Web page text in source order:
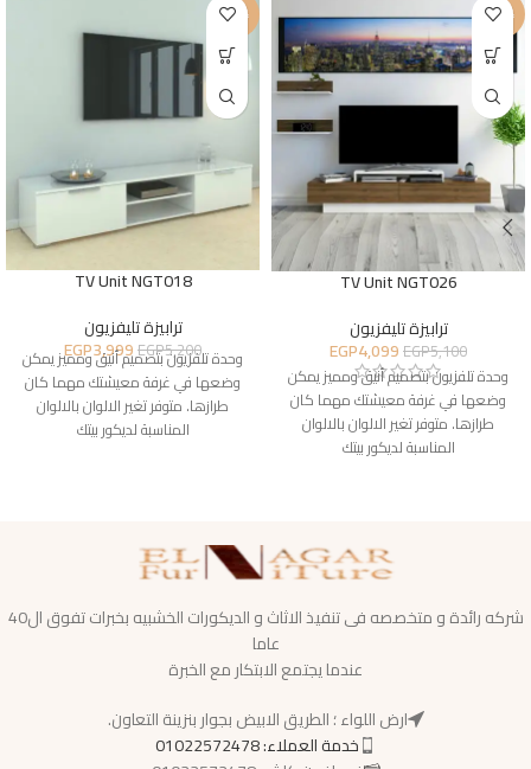
-20%
TV Unit NGT026
ترابيزة تليفزيون
EGP5,100
EGP4,099
وحدة تلفزيون بتصميم أنيق ومميز يمكن
وضعها في غرفة معيشتك مهما كان
طرازها. متوفر تغير الالوان بالالوان
المناسبة لديكور بيتك
-23%
TV Unit NGT018
ترابيزة تليفزيون
EGP5,200
EGP3,999
وحدة تلفزيون بتصميم أنيق ومميز يمكن
وضعها في غرفة معيشتك مهما كان
طرازها. متوفر تغير الالوان بالالوان
المناسبة لديكور بيتك
شركه رائدة و متخصصه فى تنفيذ الاثاث و الديكورات الخشبيه بخبرات تفوق ال40
عاما
عندما يجتمع الابتكار مع الخبرة
ارض اللواء ؛ الطريق الابيض بجوار بنزينة التعاون.
خدمة العملاء: 01022572478